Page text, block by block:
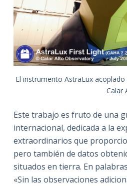
El instrumento AstraLux
Calar
Este trabajo es fruto de una
internacional, dedicada a la
extraordinarios que
pero también de datos
situados en tierra. En
«Sin las observaciones